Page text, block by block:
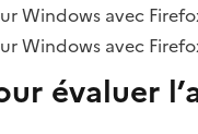
Windows avec
Windows avec
évaluer